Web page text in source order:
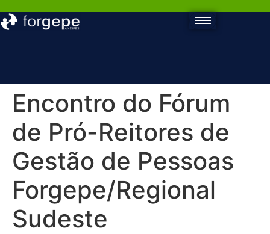
Encontro do Fórum
de Pró-Reitores de
Gestão de Pessoas
Forgepe/Regional
Sudeste